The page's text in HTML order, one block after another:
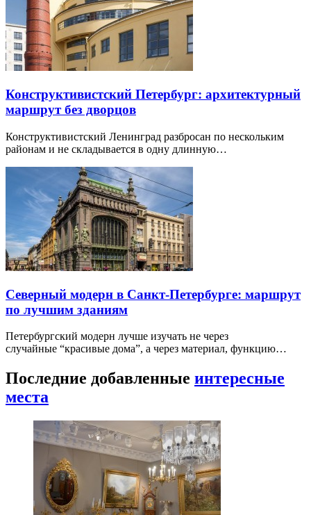
Конструктивистский Петербург: архитектурный
маршрут без дворцов
Конструктивистский Ленинград разбросан по нескольким
районам и не складывается в одну длинную…
Северный модерн в Санкт-Петербурге: маршрут
по лучшим зданиям
Петербургский модерн лучше изучать не через
случайные “красивые дома”, а через материал, функцию…
Последние добавленные интересные
места